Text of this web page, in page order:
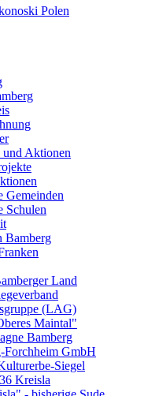
Polen
und Aktionen
Gemeinden
Schulen
Bamberg
Land
(LAG)
Maintal"
Bamberg
Forchheim GmbH
Siegel
Kreisla